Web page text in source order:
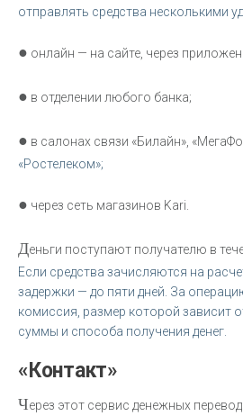
отправлять средства несколькими
● онлайн — на сайте, через
● в отделении любого банка;
● в салонах связи «Билайн»,
«Ростелеком»;
● через сеть магазинов Kari.
Деньги поступают получателю в
Если средства зачисляются на
задержки — до пяти дней. За
комиссия, размер которой зависит
суммы и способа получения денег.
«Контакт»
Через этот сервис денежных